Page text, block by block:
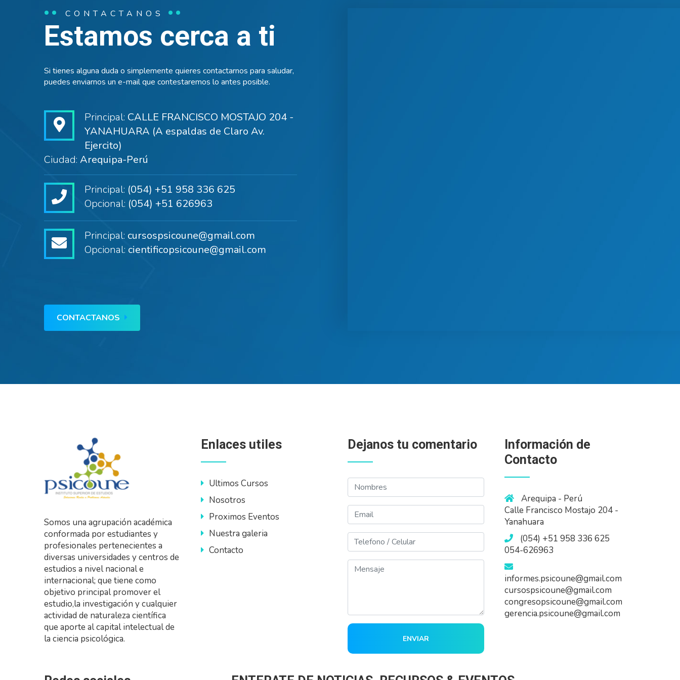
CONTACTANOS
Estamos cerca a ti
Si tienes alguna duda o simplemente quieres contactarnos para saludar,
puedes enviarnos un e-mail que contestaremos lo antes posible.
Principal: CALLE FRANCISCO MOSTAJO 204 -
YANAHUARA (A espaldas de Claro Av.
Ejercito)
Ciudad: Arequipa-Perú
Principal: (054) +51 958 336 625
Opcional: (054) +51 626963
Principal: cursospsicoune@gmail.com
Opcional: cientificopsicoune@gmail.com
CONTACTANOS
Somos una agrupación académica
conformada por estudiantes y
profesionales pertenecientes a
diversas universidades y centros de
estudios a nivel nacional e
internacional; que tiene como
objetivo principal promover el
estudio,la investigación y cualquier
actividad de naturaleza científica
que aporte al capital intelectual de
la ciencia psicológica.
Enlaces utiles
Ultimos Cursos
Nosotros
Proximos Eventos
Nuestra galeria
Contacto
Dejanos tu comentario
Nombres
Email
Telefono
Mensaje
ENVIAR
Información de
Contacto
Arequipa - Perú
Calle Francisco Mostajo 204 -
Yanahuara
(054) +51 958 336 625
054-626963
informes.psicoune@gmail.com
cursospsicoune@gmail.com
congresopsicoune@gmail.com
gerencia.psicoune@gmail.com